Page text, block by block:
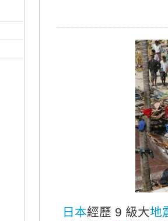
日本經歷 9 級大地